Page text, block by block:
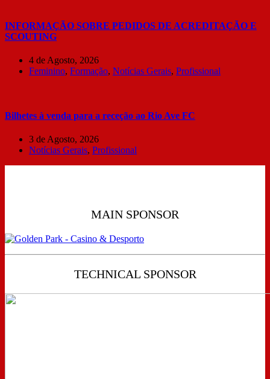
INFORMAÇÃO SOBRE PEDIDOS DE ACREDITAÇÃO E
SCOUTING
4 de Agosto, 2026
Feminino, Formação, Notícias Gerais, Profissional
Bilhetes à venda para a receção ao Rio Ave FC
3 de Agosto, 2026
Notícias Gerais, Profissional
MAIN SPONSOR
TECHNICAL SPONSOR